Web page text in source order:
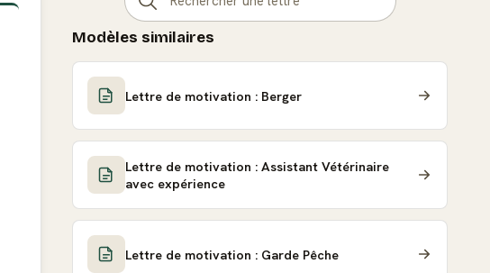
Modèles similaires
Lettre de motivation : Berger
Lettre de motivation : Assistant Vétérinaire
avec expérience
Lettre de motivation : Garde Pêche